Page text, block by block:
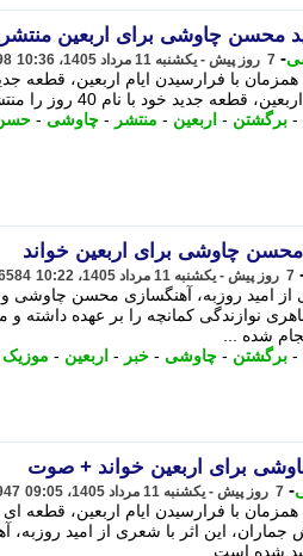
محسن چاوشی برای اربعین
- 7 روز پیش - یکشنبه 11 مرداد 1405، 10:36
جدید خود با نام 40 روز را منتشر کرد. و تنظیم رضا ...
- برگشتن - اربعین - منتشر - چاوشی -
چاوشی برای اربعین خواند
7 روز پیش - یکشنبه 11 مرداد 1405، 10:22
از امید روزبه، آهنگسازی محسن چاوشی و
نوازندگی کمانچه را بر عهده داشته
شده ...
- برگشتن - چاوشی - خبر - اربعین - موزیک
برای اربعین خواند + صوت
- 7 روز پیش - یکشنبه 11 مرداد 1405، 09:05
جماران، این اثر با شعری از امید
شده است.